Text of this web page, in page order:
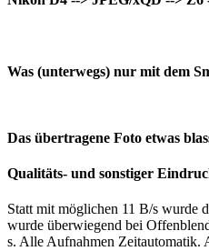
Was (unterwegs) nur mit dem
Das übertragene Foto etwas
Qualitäts- und sonstiger
Statt mit möglichen 11 B/s wurde
wurde überwiegend bei
s. Alle Aufnahmen Zeitautomatik.